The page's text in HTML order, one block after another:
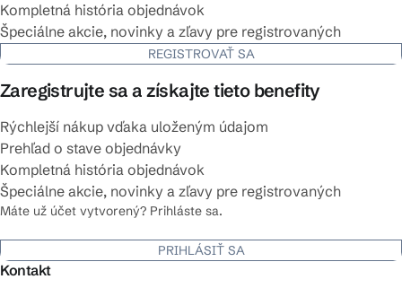
Kompletná história objednávok
Špeciálne akcie, novinky a zľavy pre registrovaných
REGISTROVAŤ SA
Zaregistrujte sa a získajte tieto benefity
Rýchlejší nákup vďaka uloženým údajom
Prehľad o stave objednávky
Kompletná história objednávok
Špeciálne akcie, novinky a zľavy pre registrovaných
Máte už účet vytvorený? Prihláste sa.
PRIHLÁSIŤ SA
Kontakt